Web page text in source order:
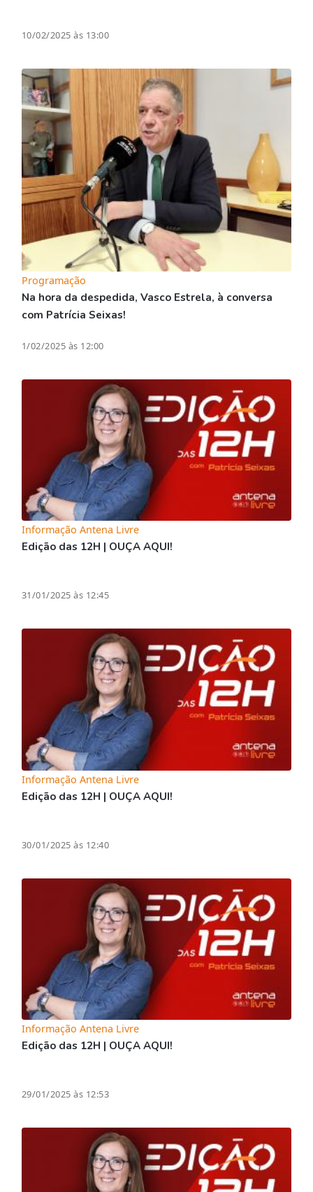
10/02/2025 às 13:00
Programação
Na hora da despedida, Vasco Estrela, à conversa
com Patrícia Seixas!
1/02/2025 às 12:00
Informação Antena Livre
Edição das 12H | OUÇA AQUI!
31/01/2025 às 12:45
Informação Antena Livre
Edição das 12H | OUÇA AQUI!
30/01/2025 às 12:40
Informação Antena Livre
Edição das 12H | OUÇA AQUI!
29/01/2025 às 12:53